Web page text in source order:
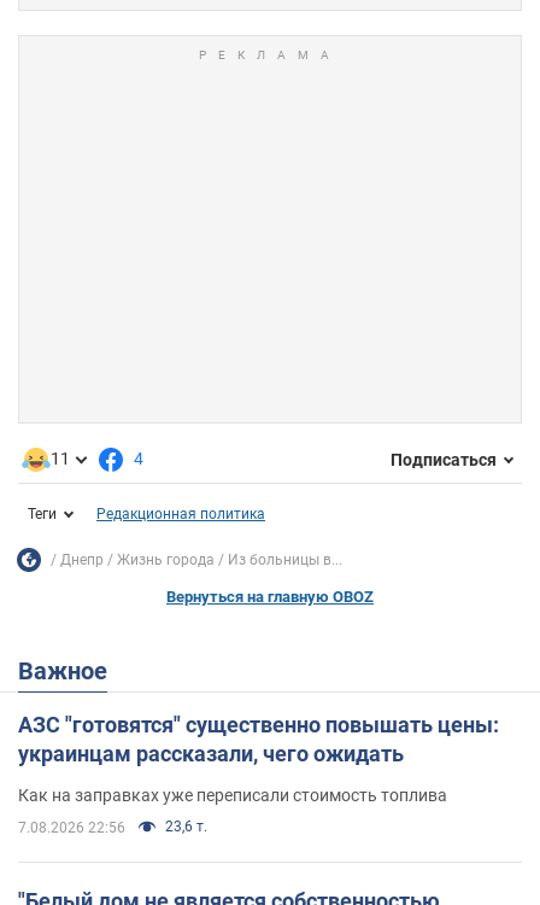
11 4 Подписаться
Теги Редакционная политика
Днепр Жизнь города Из больницы в...
Вернуться на главную OBOZ
Важное
АЗС "готовятся" существенно повышать цены:
украинцам рассказали, чего ожидать
Как на заправках уже переписали стоимость топлива
7.08.2026 22:56 23,6 т.